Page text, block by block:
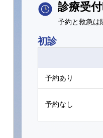
診療受
予約と救急は
初診
予約あり
予約なし